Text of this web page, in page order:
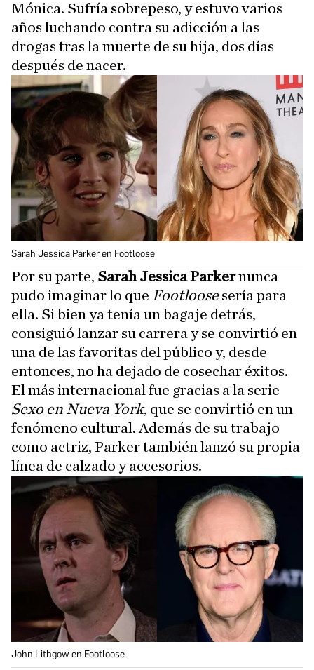
Mónica. Sufría sobrepeso, y estuvo varios
años luchando contra su adicción a las
drogas tras la muerte de su hija, dos días
después de nacer.
Sarah Jessica Parker en Footloose
Por su parte, Sarah Jessica Parkernunca
pudo imaginar lo que Footloosesería para
ella. Si bien ya tenía un bagaje detrás,
consiguió lanzar su carrera y se convirtió en
una de las favoritas del público y, desde
entonces, no ha dejado de cosechar éxitos.
El más internacional fue gracias a la serie
Sexo en Nueva York, que se convirtió en un
fenómeno cultural. Además de su trabajo
como actriz, Parker también lanzó su propia
línea de calzado y accesorios.
John Lithgow en Footloose